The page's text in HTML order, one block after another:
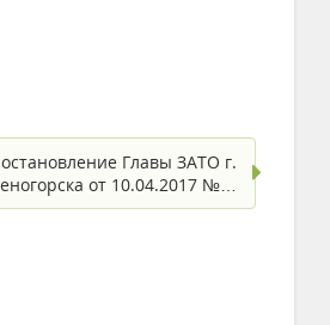
Главы ЗАТО г.
от 10.04.2017 №…